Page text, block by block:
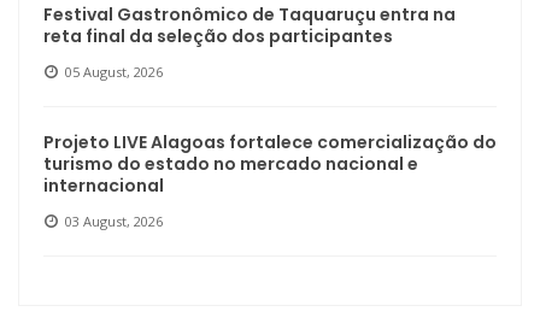
Festival Gastronômico de Taquaruçu entra na
reta final da seleção dos participantes
05 August, 2026
Projeto LIVE Alagoas fortalece comercialização do
turismo do estado no mercado nacional e
internacional
03 August, 2026